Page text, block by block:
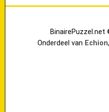
Onderdeel van Echion